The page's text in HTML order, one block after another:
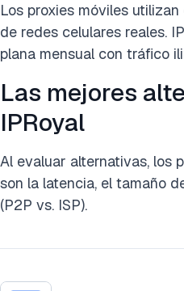
Los proxies móviles
de redes celulares reales.
plana mensual con tráfico
Las mejores
IPRoyal
Al evaluar alternativas, los
son la latencia, el tamaño
(P2P vs. ISP).